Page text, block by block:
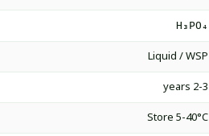
H₃PO₄
Liquid / WSP
2-3 years
Store 5-40°C